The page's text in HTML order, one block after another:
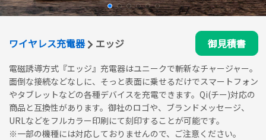
ワイヤレス充電器 エッジ 御見積書
電磁誘導方式『エッジ』充電器はユニークで斬新なチャージャー。
面倒な接続などなしに、そっと表面に乗せるだけでスマートフォン
やタブレットなどの各種デバイスを充電できます。Qi(チー)対応の
商品と互換性があります。御社のロゴや、ブランドメッセージ、
URLなどをフルカラー印刷にて刻印することが可能です。
※一部の機種には対応しておりませんので、ご注意ください。